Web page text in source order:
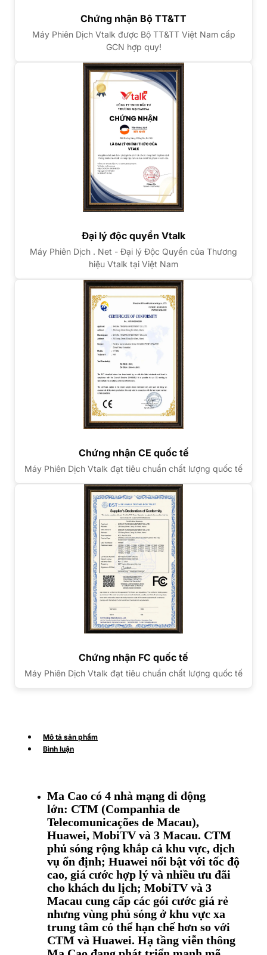
Chứng nhận Bộ TT&TT
Máy Phiên Dịch Vtalk được Bộ TT&TT Việt Nam cấp
GCN hợp quy!
Đại lý độc quyền Vtalk
Máy Phiên Dịch . Net - Đại lý Độc Quyền của Thương
hiệu Vtalk tại Việt Nam
Chứng nhận CE quốc tế
Máy Phiên Dịch Vtalk đạt tiêu chuẩn chất lượng quốc tế
Chứng nhận FC quốc tế
Máy Phiên Dịch Vtalk đạt tiêu chuẩn chất lượng quốc tế
Mô tả sản phẩm
Bình luận
Ma Cao có 4 nhà mạng di động
lớn: CTM (Companhia de
Telecomunicações de Macau),
Huawei, MobiTV và 3 Macau. CTM
phủ sóng rộng khắp cả khu vực, dịch
vụ ổn định; Huawei nổi bật với tốc độ
cao, giá cước hợp lý và nhiều ưu đãi
cho khách du lịch; MobiTV và 3
Macau cung cấp các gói cước giá rẻ
nhưng vùng phủ sóng ở khu vực xa
trung tâm có thể hạn chế hơn so với
CTM và Huawei. Hạ tầng viễn thông